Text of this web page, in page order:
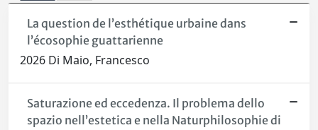
La question de l’esthétique urbaine dans
l’écosophie guattarienne
2026 Di Maio, Francesco
Saturazione ed eccedenza. Il problema dello
spazio nell’estetica e nella Naturphilosophie di